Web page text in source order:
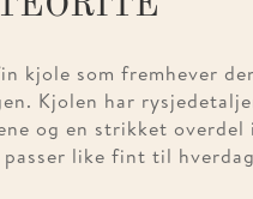
kjole som fremhever
Kjolen har
og en strikket overdel
passer like fint til